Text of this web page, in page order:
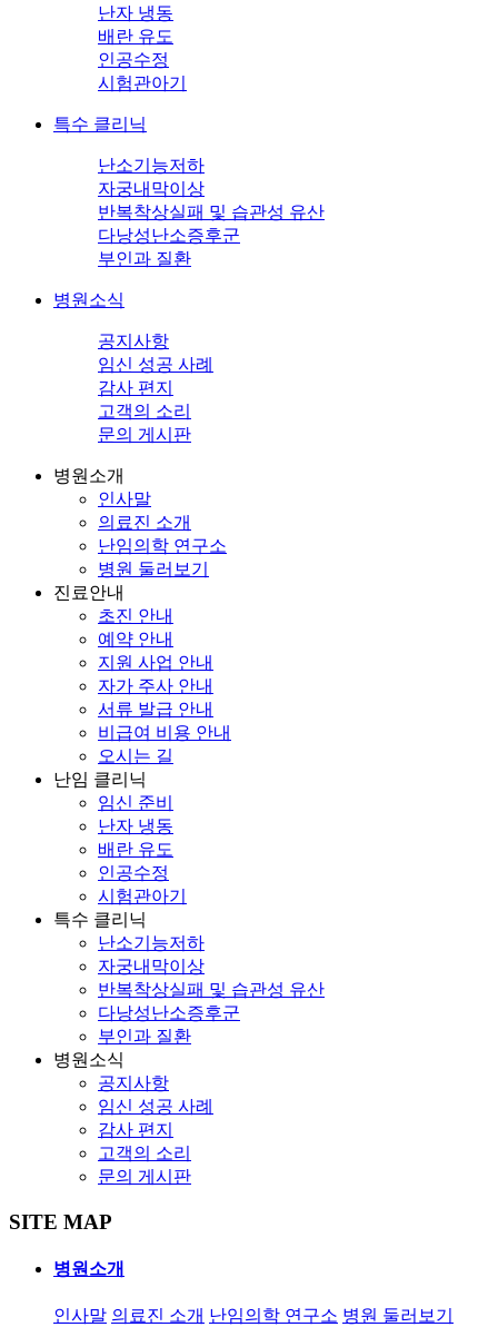
난자 냉동
배란 유도
인공수정
시험관아기
특수 클리닉
난소기능저하
자궁내막이상
반복착상실패 및 습관성 유산
다낭성난소증후군
부인과 질환
병원소식
공지사항
임신 성공 사례
감사 편지
고객의 소리
문의 게시판
병원소개
인사말
의료진 소개
난임의학 연구소
병원 둘러보기
진료안내
초진 안내
예약 안내
지원 사업 안내
자가 주사 안내
서류 발급 안내
비급여 비용 안내
오시는 길
난임 클리닉
임신 준비
난자 냉동
배란 유도
인공수정
시험관아기
특수 클리닉
난소기능저하
자궁내막이상
반복착상실패 및 습관성 유산
다낭성난소증후군
부인과 질환
병원소식
공지사항
임신 성공 사례
감사 편지
고객의 소리
문의 게시판
SITE MAP
병원소개
인사말 의료진 소개 난임의학 연구소 병원 둘러보기